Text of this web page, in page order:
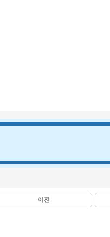
이전